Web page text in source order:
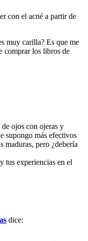
con el acné a partir de
muy carilla? Es que me
comprar los libros de
ojos con ojeras y
supongo más efectivos
maduras, pero ¿debería
tus experiencias en el
dice: